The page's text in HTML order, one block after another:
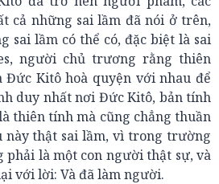
cả những sai lầm đã nói ở trên,
sai lầm có thể có, đặc biệt là sai
người chủ trương rằng thiên
Kitô hoà quyện với nhau để
duy nhất nơi Đức Kitô, bản tính
thiên tính mà cũng chẳng thuần
thật sai lầm, vì trong trường
phải là một con người thật sự, và
với lời: Và đã làm người.